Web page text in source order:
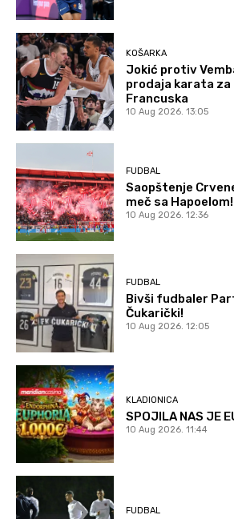
KOŠARKA
Jokić protiv
prodaja karata za
Francuska
10 Aug 2026. 13:05
FUDBAL
Saopštenje
meč sa Hapoelom!
10 Aug 2026. 12:36
FUDBAL
Bivši fudbaler
Čukarički!
10 Aug 2026. 12:05
KLADIONICA
SPOJILA NAS JE
10 Aug 2026. 11:44
FUDBAL